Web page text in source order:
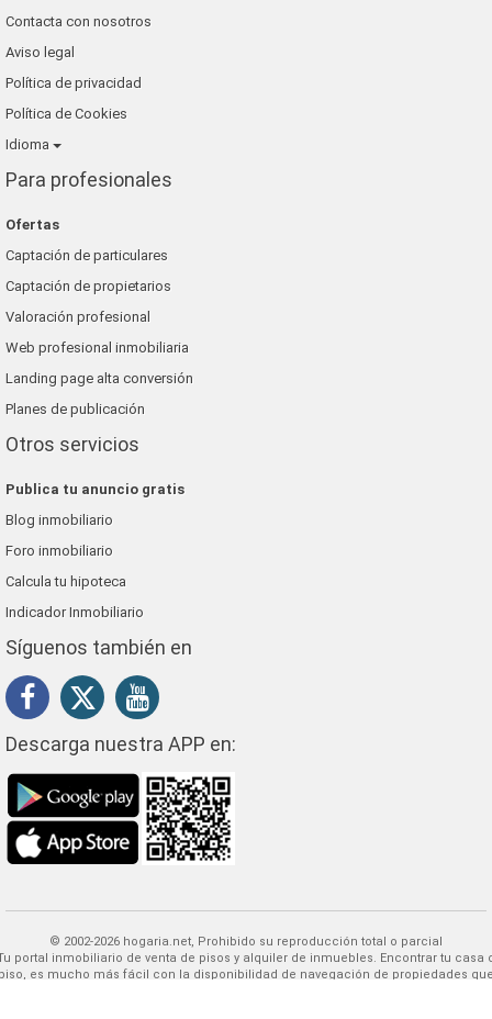
Contacta con nosotros
Aviso legal
Política de privacidad
Política de Cookies
Idioma
Para profesionales
Ofertas
Captación de particulares
Captación de propietarios
Valoración profesional
Web profesional inmobiliaria
Landing page alta conversión
Planes de publicación
Otros servicios
Publica tu anuncio gratis
Blog inmobiliario
Foro inmobiliario
Calcula tu hipoteca
Indicador Inmobiliario
Síguenos también en
Descarga nuestra APP en:
© 2002-2026 hogaria.net, Prohibido su reproducción total o parcial
Encontrar tu casa o
es mucho más fácil con la disponibilidad de navegación de propiedades